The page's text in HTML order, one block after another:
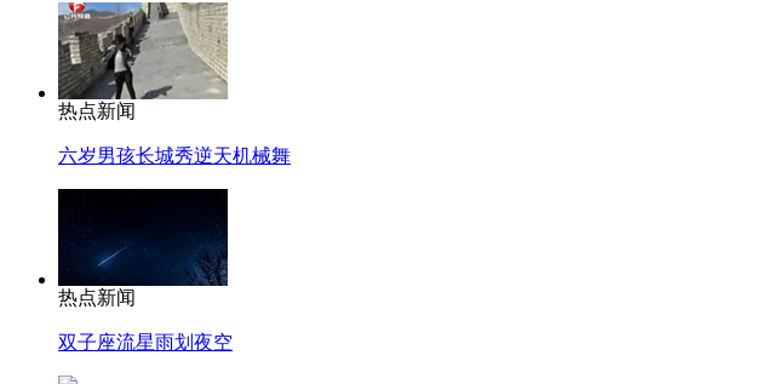
热点新闻
六岁男孩长城秀逆天机械舞
热点新闻
双子座流星雨划夜空